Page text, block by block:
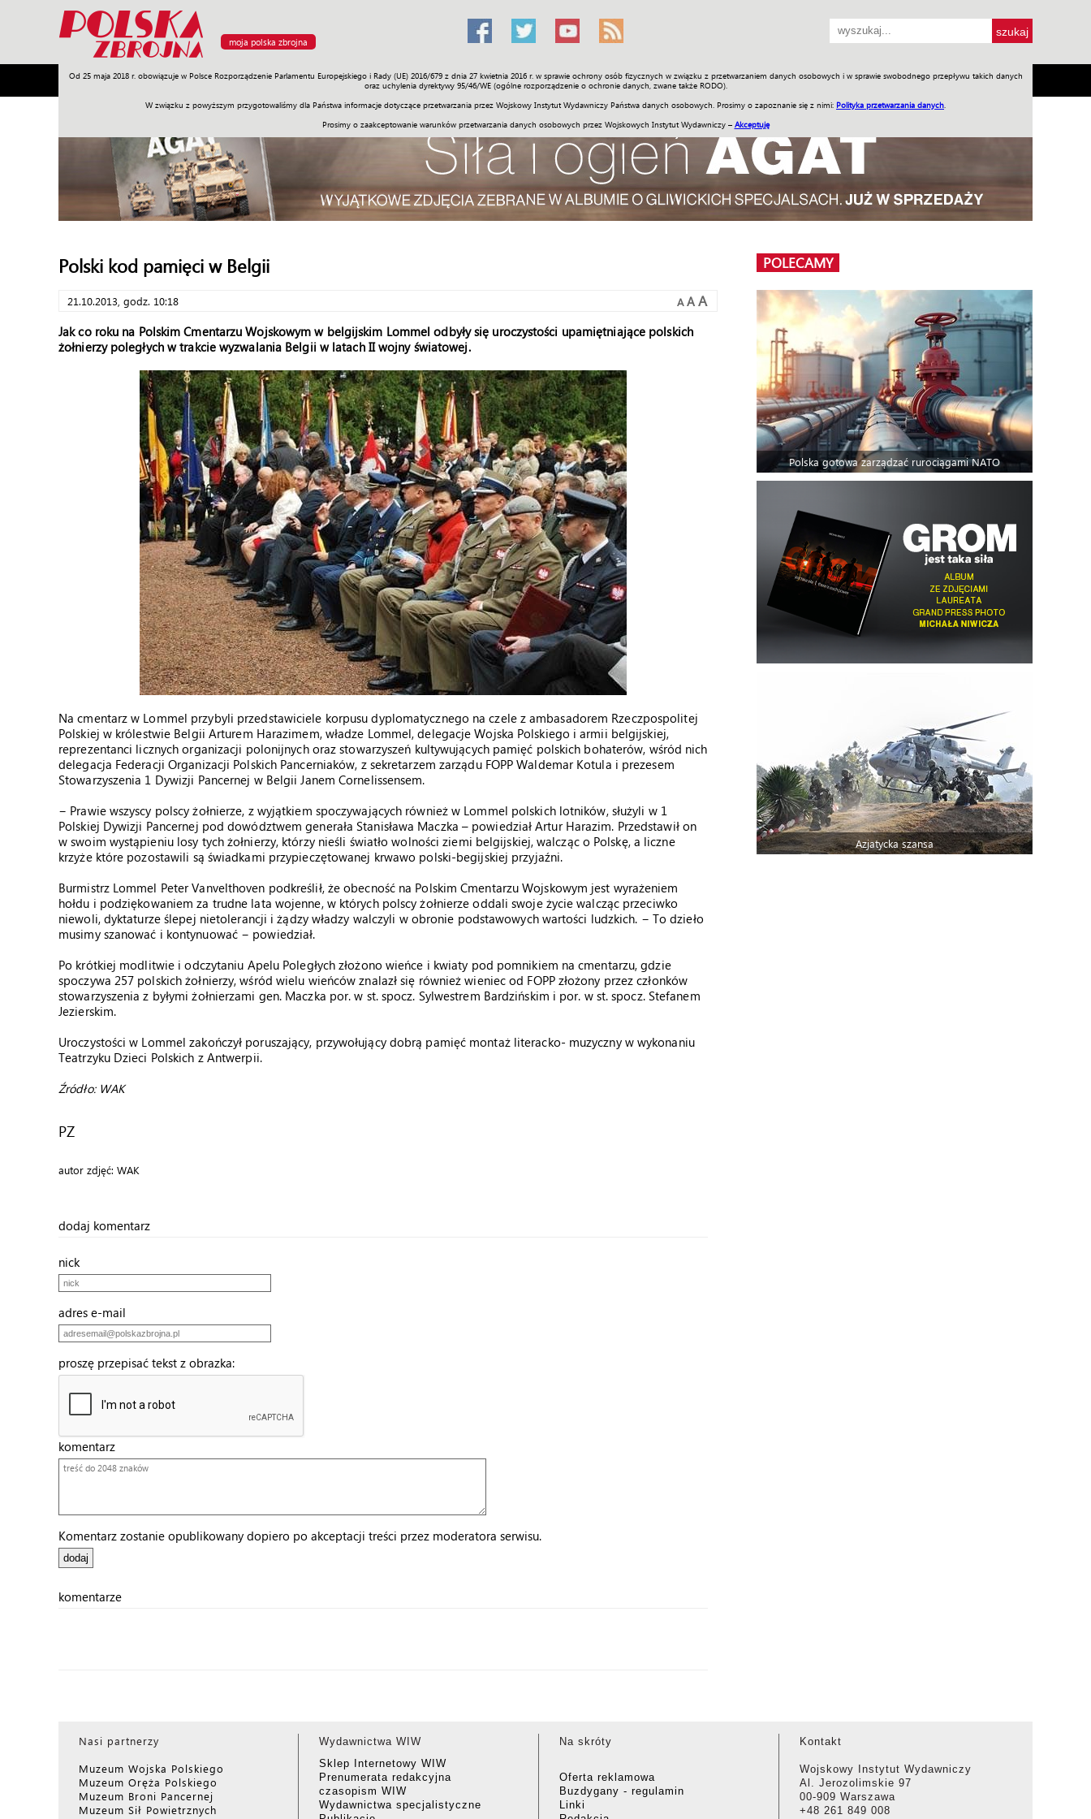
moja polska zbrojna
Od 25 maja 2018 r. obowiązuje w Polsce Rozporządzenie Parlamentu Europejskiego i Rady (UE) 2016/679 z dnia 27 kwietnia 2016 r. w sprawie ochrony osób fizycznych w związku z przetwarzaniem danych osobowych i w sprawie swobodnego przepływu takich danych
oraz uchylenia dyrektywy 95/46/WE (ogólne rozporządzenie o ochronie danych, zwane także RODO).
W związku z powyższym przygotowaliśmy dla Państwa informacje dotyczące przetwarzania przez Wojskowy Instytut Wydawniczy Państwa danych osobowych. Prosimy o zapoznanie się z nimi: Polityka przetwarzania danych
Prosimy o zaakceptowanie warunków przetwarzania danych osobowych przez Wojskowych Instytut Wydawniczy – Akceptuję
Armia Poligon Sprzęt Misje Polityka Prawo Świat Społeczność Sport Historia Galerie Wideo ENGLISH SKLEP Jednodniówki Praca w WIW
Polski kod pamięci w Belgii
21.10.2013, godz. 10:18 A A A
Jak co roku na Polskim Cmentarzu Wojskowym w belgijskim Lommel odbyły się uroczystości upamiętniające polskich
żołnierzy poległych w trakcie wyzwalania Belgii w latach II wojny światowej.
Na cmentarz w Lommel przybyli przedstawiciele korpusu dyplomatycznego na czele z ambasadorem Rzeczpospolitej
Polskiej w królestwie Belgii Arturem Harazimem, władze Lommel, delegacje Wojska Polskiego i armii belgijskiej,
reprezentanci licznych organizacji polonijnych oraz stowarzyszeń kultywujących pamięć polskich bohaterów, wśród nich
delegacja Federacji Organizacji Polskich Pancerniaków, z sekretarzem zarządu FOPP Waldemar Kotula i prezesem
Stowarzyszenia 1 Dywizji Pancernej w Belgii Janem Cornelissensem.
− Prawie wszyscy polscy żołnierze, z wyjątkiem spoczywających również w Lommel polskich lotników, służyli w 1
Polskiej Dywizji Pancernej pod dowództwem generała Stanisława Maczka – powiedział Artur Harazim. Przedstawił on
w swoim wystąpieniu losy tych żołnierzy, którzy nieśli światło wolności ziemi belgijskiej, walcząc o Polskę, a liczne
krzyże które pozostawili są świadkami przypieczętowanej krwawo polski-begijskiej przyjaźni.
Burmistrz Lommel Peter Vanvelthoven podkreślił, że obecność na Polskim Cmentarzu Wojskowym jest wyrażeniem
hołdu i podziękowaniem za trudne lata wojenne, w których polscy żołnierze oddali swoje życie walcząc przeciwko
niewoli, dyktaturze ślepej nietolerancji i żądzy władzy walczyli w obronie podstawowych wartości ludzkich. − To dzieło
musimy szanować i kontynuować − powiedział.
Po krótkiej modlitwie i odczytaniu Apelu Poległych złożono wieńce i kwiaty pod pomnikiem na cmentarzu, gdzie
spoczywa 257 polskich żołnierzy, wśród wielu wieńców znalazł się również wieniec od FOPP złożony przez członków
stowarzyszenia z byłymi żołnierzami gen. Maczka por. w st. spocz. Sylwestrem Bardzińskim i por. w st. spocz. Stefanem
Jezierskim.
Uroczystości w Lommel zakończył poruszający, przywołujący dobrą pamięć montaż literacko- muzyczny w wykonaniu
Teatrzyku Dzieci Polskich z Antwerpii.
Źródło: WAK
PZ
autor zdjęć: WAK
dodaj komentarz
nick
adres e-mail
proszę przepisać tekst z obrazka:
komentarz
Komentarz zostanie opublikowany dopiero po akceptacji treści przez moderatora serwisu.
komentarze
POLECAMY
Polska gotowa zarządzać rurociągami NATO
Azjatycka szansa
Nasi partnerzy
Muzeum Wojska Polskiego
Muzeum Oręża Polskiego
Muzeum Broni Pancernej
Muzeum Sił Powietrznych
Wydawnictwa WIW
Sklep Internetowy WIW
Prenumerata redakcyjna
czasopism WIW
Wydawnictwa specjalistyczne
Na skróty
Oferta reklamowa
Buzdygany - regulamin
Linki
Kontakt
Wojskowy Instytut Wydawniczy
Al. Jerozolimskie 97
00-909 Warszawa
+48 261 849 008